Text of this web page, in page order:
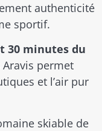
authenticité
sportif.
30 minutes du
permet
et l’air pur
skiable de